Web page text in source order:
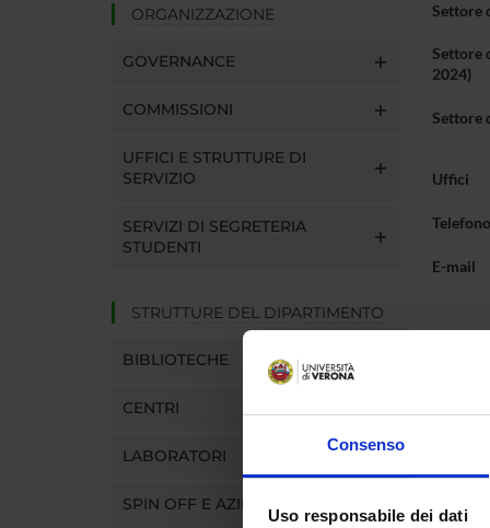
Consenso
Uso responsabile dei dati
ORGANIZZAZIONE
GOVERNANCE
COMMISSIONI
UFFICI E STRUTTURE DI
SERVIZIO
SERVIZI DI SEGRETERIA
STUDENTI
STRUTTURE DEL DIPARTIMENTO
BIBLIOTECHE
CENTRI
LABORATORI
SPIN OFF E AZIENDE
Settore
Settore
2024)
Settore
Uffici
Telefono
E-mail